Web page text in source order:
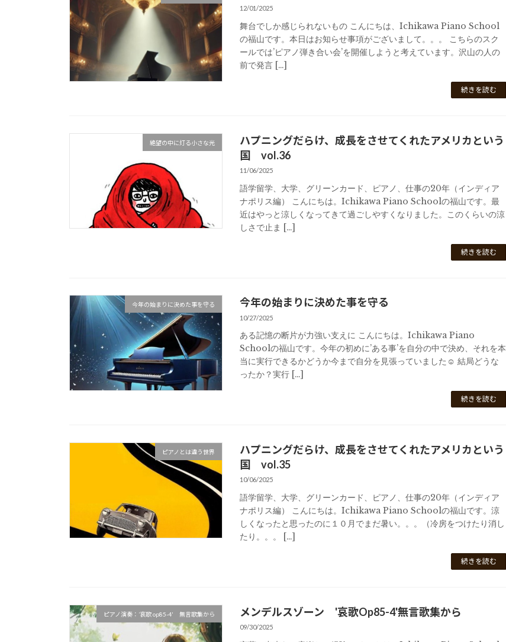
12/01/2025
舞台でしか感じられないもの こんにちは、Ichikawa Piano School
の福山です。本日はお知らせ事項がございまして。。。 こちらのスク
ールでは’ピアノ弾き合い会’を開催しようと考えています。沢山の人の
前で発言 […]
続きを読む
絶望の中に灯る小さな光
ハプニングだらけ、成長をさせてくれたアメリカという
国 vol.36
11/06/2025
語学留学、大学、グリーンカード、ピアノ、仕事の20年（インディア
ナポリス編） こんにちは。Ichikawa Piano Schoolの福山です。最
近はやっと涼しくなってきて過ごしやすくなりました。このくらいの涼
しさで止ま […]
続きを読む
今年の始まりに決めた事を守る 今年の始まりに決めた事を守る
10/27/2025
ある記憶の断片が力強い支えに こんにちは。Ichikawa Piano
Schoolの福山です。今年の初めに’ある事’を自分の中で決め、それを本
当に実行できるかどうか今まで自分を見張っていました☺ 結局どうな
ったか？実行 […]
続きを読む
ピアノとは違う世界
ハプニングだらけ、成長をさせてくれたアメリカという
国 vol.35
10/06/2025
語学留学、大学、グリーンカード、ピアノ、仕事の20年（インディア
ナポリス編） こんにちは。Ichikawa Piano Schoolの福山です。涼
しくなったと思ったのに１０月でまだ暑い。。。（冷房をつけたり消し
たり。。。 […]
続きを読む
ピアノ演奏：’哀歌 op85-4' 無言歌集から メンデルスゾーン '哀歌Op85-4'無言歌集から
09/30/2025